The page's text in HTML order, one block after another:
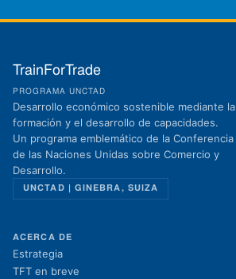
TrainForTrade
PROGRAMA UNCTAD
Desarrollo económico sostenible mediante la
formación y el desarrollo de capacidades.
Un programa emblemático de la Conferencia
de las Naciones Unidas sobre Comercio y
Desarrollo.
UNCTAD | GINEBRA, SUIZA
ACERCA DE
Estrategia
TFT en breve